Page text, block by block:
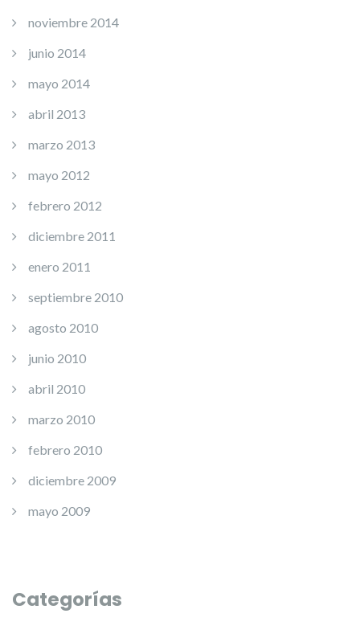
noviembre 2014
junio 2014
mayo 2014
abril 2013
marzo 2013
mayo 2012
febrero 2012
diciembre 2011
enero 2011
septiembre 2010
agosto 2010
junio 2010
abril 2010
marzo 2010
febrero 2010
diciembre 2009
mayo 2009
Categorías